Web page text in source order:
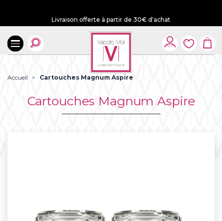
Livraison offerte à partir de 30€ d'achat
Accueil Cartouches Magnum Aspire
Cartouches Magnum Aspire